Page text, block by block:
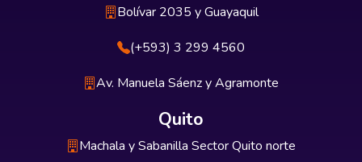
Bolívar 2035 y Guayaquil
(+593) 3 299 4560
Av. Manuela Sáenz y Agramonte
Quito
Machala y Sabanilla Sector Quito norte